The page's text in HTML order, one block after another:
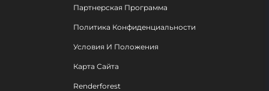
Партнерская Программа
Политика Конфиденциальности
Условия И Положения
Карта Сайта
Renderforest